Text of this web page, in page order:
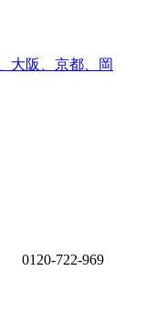
0120-722-969